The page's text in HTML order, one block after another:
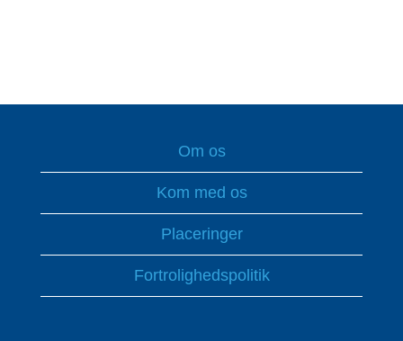
Om os
Kom med os
Placeringer
Fortrolighedspolitik